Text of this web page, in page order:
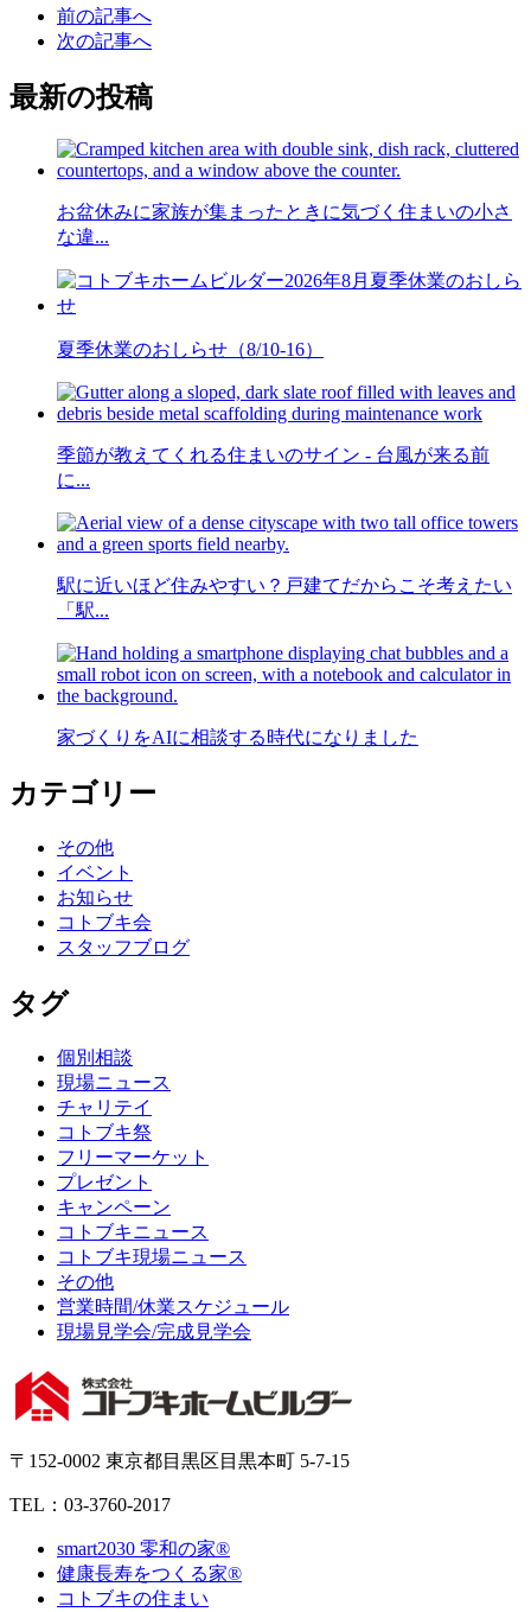
前の記事へ
次の記事へ
最新の投稿
お盆休みに家族が集まったときに気づく住まいの小さ
な違...
夏季休業のおしらせ（8/10-16）
季節が教えてくれる住まいのサイン - 台風が来る前
に...
駅に近いほど住みやすい？戸建てだからこそ考えたい
「駅...
家づくりをAIに相談する時代になりました
カテゴリー
その他
イベント
お知らせ
コトブキ会
スタッフブログ
タグ
個別相談
現場ニュース
チャリテイ
コトブキ祭
フリーマーケット
プレゼント
キャンペーン
コトブキニュース
コトブキ現場ニュース
その他
営業時間/休業スケジュール
現場見学会/完成見学会
〒152-0002 東京都目黒区目黒本町 5-7-15
TEL：03-3760-2017
smart2030 零和の家®
健康長寿をつくる家®
コトブキの住まい